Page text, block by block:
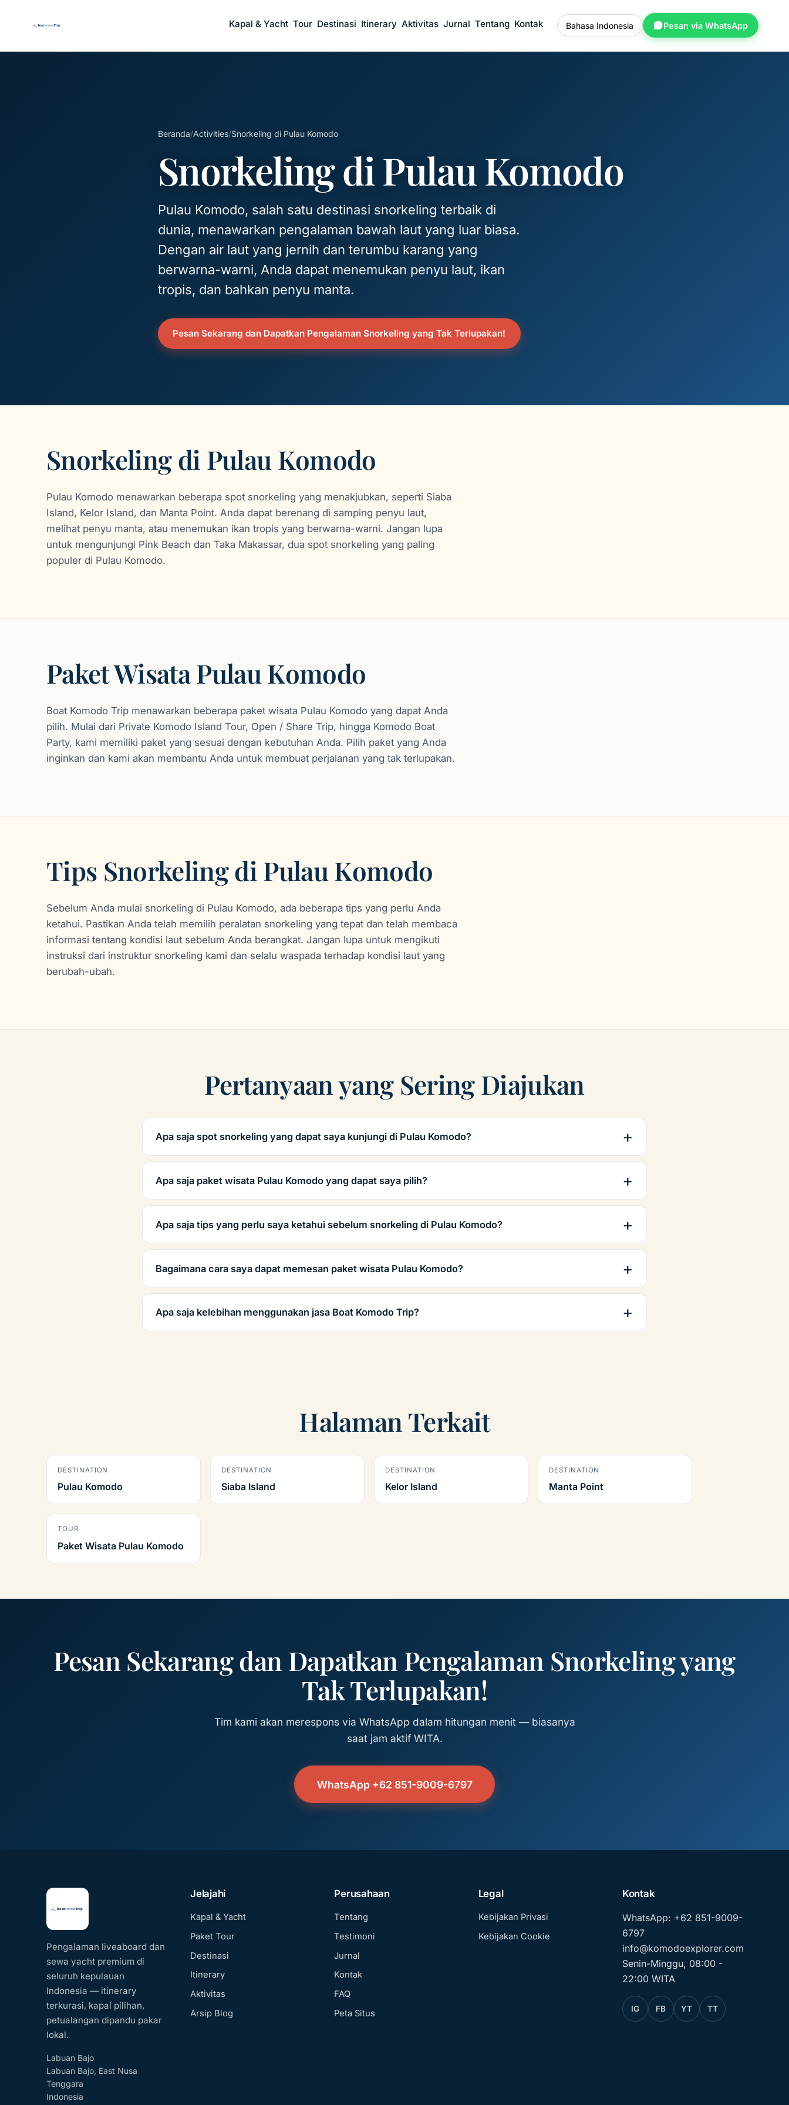
Kapal & Yacht Tour Destinasi Itinerary Aktivitas Jurnal Tentang Kontak Bahasa Indonesia Pesan via WhatsApp
Beranda/Activities/Snorkeling di Pulau Komodo
Snorkeling di Pulau Komodo
Pulau Komodo, salah satu destinasi snorkeling terbaik di
dunia, menawarkan pengalaman bawah laut yang luar biasa.
Dengan air laut yang jernih dan terumbu karang yang
berwarna-warni, Anda dapat menemukan penyu laut, ikan
tropis, dan bahkan penyu manta.
Pesan Sekarang dan Dapatkan Pengalaman Snorkeling yang Tak Terlupakan!
Snorkeling di Pulau Komodo
Pulau Komodo menawarkan beberapa spot snorkeling yang menakjubkan, seperti Siaba
Island, Kelor Island, dan Manta Point. Anda dapat berenang di samping penyu laut,
melihat penyu manta, atau menemukan ikan tropis yang berwarna-warni. Jangan lupa
untuk mengunjungi Pink Beach dan Taka Makassar, dua spot snorkeling yang paling
populer di Pulau Komodo.
Paket Wisata Pulau Komodo
Boat Komodo Trip menawarkan beberapa paket wisata Pulau Komodo yang dapat Anda
pilih. Mulai dari Private Komodo Island Tour, Open / Share Trip, hingga Komodo Boat
Party, kami memiliki paket yang sesuai dengan kebutuhan Anda. Pilih paket yang Anda
inginkan dan kami akan membantu Anda untuk membuat perjalanan yang tak terlupakan.
Tips Snorkeling di Pulau Komodo
Sebelum Anda mulai snorkeling di Pulau Komodo, ada beberapa tips yang perlu Anda
ketahui. Pastikan Anda telah memilih peralatan snorkeling yang tepat dan telah membaca
informasi tentang kondisi laut sebelum Anda berangkat. Jangan lupa untuk mengikuti
instruksi dari instruktur snorkeling kami dan selalu waspada terhadap kondisi laut yang
berubah-ubah.
Pertanyaan yang Sering Diajukan
Apa saja spot snorkeling yang dapat saya kunjungi di Pulau Komodo?
Apa saja paket wisata Pulau Komodo yang dapat saya pilih?
Apa saja tips yang perlu saya ketahui sebelum snorkeling di Pulau Komodo?
Bagaimana cara saya dapat memesan paket wisata Pulau Komodo?
Apa saja kelebihan menggunakan jasa Boat Komodo Trip?
Halaman Terkait
DESTINATION
Pulau Komodo
DESTINATION
Siaba Island
DESTINATION
Kelor Island
DESTINATION
Manta Point
TOUR
Paket Wisata Pulau Komodo
Pesan Sekarang dan Dapatkan Pengalaman Snorkeling yang
Tak Terlupakan!
Tim kami akan merespons via WhatsApp dalam hitungan menit — biasanya
saat jam aktif WITA.
WhatsApp +62 851-9009-6797
Pengalaman liveaboard dan
sewa yacht premium di
seluruh kepulauan
Indonesia — itinerary
terkurasi, kapal pilihan,
petualangan dipandu pakar
lokal.
Labuan Bajo
Labuan Bajo, East Nusa
Tenggara
Indonesia
Jelajahi
Kapal & Yacht
Paket Tour
Destinasi
Itinerary
Aktivitas
Arsip Blog
Perusahaan
Tentang
Testimoni
Jurnal
Kontak
FAQ
Peta Situs
Legal
Kebijakan Privasi
Kebijakan Cookie
Kontak
WhatsApp: +62 851-9009-
6797
info@komodoexplorer.com
Senin-Minggu, 08:00 -
22:00 WITA
IG FB YT TT